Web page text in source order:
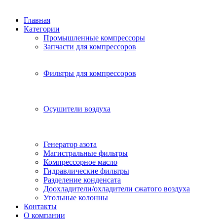
Главная
Категории
Промышленные компрессоры
Запчасти для компрессоров
Фильтры для компрессоров
Осушители воздуха
Генератор азота
Магистральные фильтры
Компрессорное масло
Гидравлические фильтры
Разделение конденсата
Доохладители/охладители сжатого воздуха
Угольные колонны
Контакты
О компании